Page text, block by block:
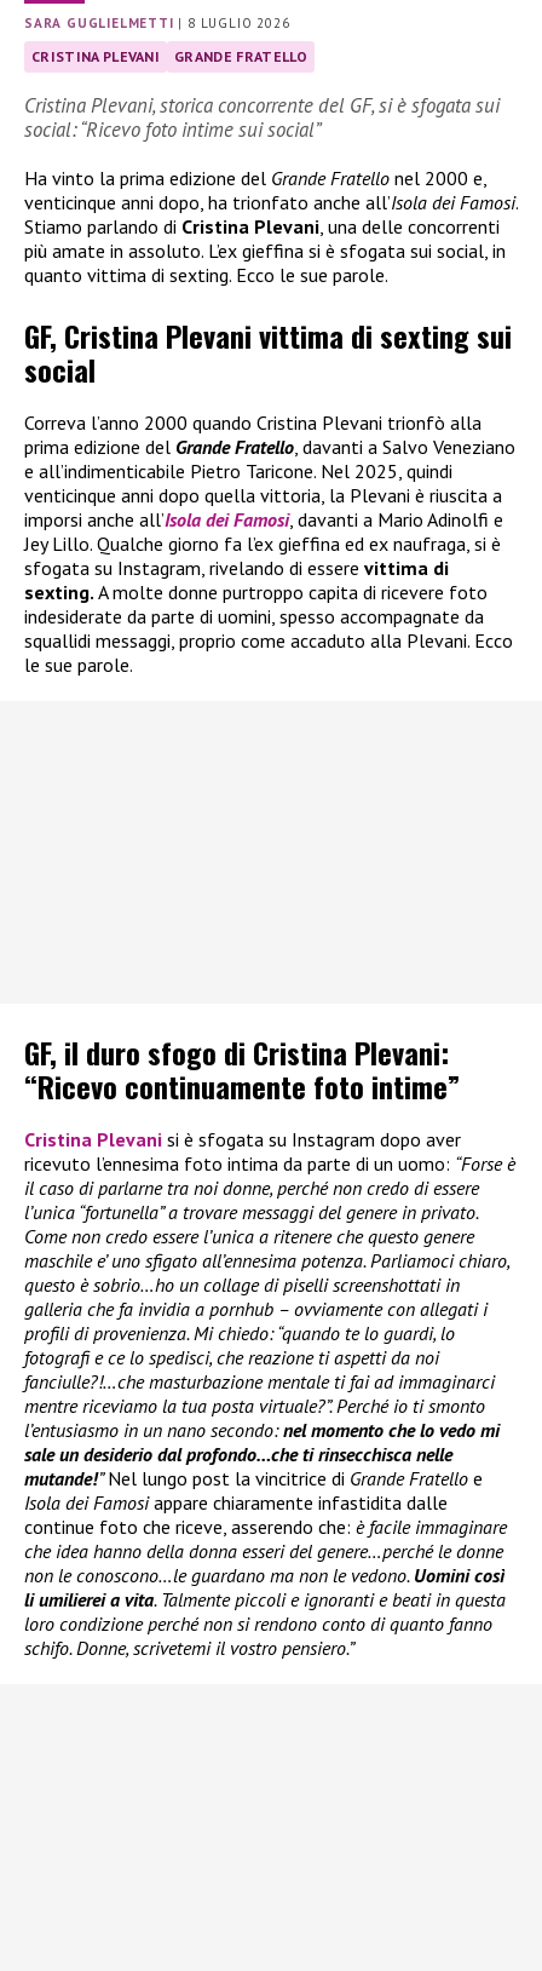
SARA GUGLIELMETTI | 8 LUGLIO 2026
CRISTINA PLEVANI GRANDE FRATELLO
Cristina Plevani, storica concorrente del GF, si è sfogata sui
social: “Ricevo foto intime sui social”
Ha vinto la prima edizione del Grande Fratello nel 2000 e,
venticinque anni dopo, ha trionfato anche all’Isola dei Famosi.
Stiamo parlando di Cristina Plevani , una delle concorrenti
più amate in assoluto. L’ex gieffina si è sfogata sui social, in
quanto vittima di sexting. Ecco le sue parole.
GF, Cristina Plevani vittima di sexting sui
social
Correva l’anno 2000 quando Cristina Plevani trionfò alla
prima edizione del Grande Fratello , davanti a Salvo Veneziano
e all’indimenticabile Pietro Taricone. Nel 2025, quindi
venticinque anni dopo quella vittoria, la Plevani è riuscita a
imporsi anche all’Isola dei Famosi, davanti a Mario Adinolfi e
Jey Lillo. Qualche giorno fa l’ex gieffina ed ex naufraga, si è
sfogata su Instagram, rivelando di essere vittima di
sexting. A molte donne purtroppo capita di ricevere foto
indesiderate da parte di uomini, spesso accompagnate da
squallidi messaggi, proprio come accaduto alla Plevani. Ecco
le sue parole.
GF, il duro sfogo di Cristina Plevani:
“Ricevo continuamente foto intime”
Cristina Plevani si è sfogata su Instagram dopo aver
ricevuto l’ennesima foto intima da parte di un uomo: “Forse è
il caso di parlarne tra noi donne, perché non credo di essere
l’unica “fortunella” a trovare messaggi del genere in privato.
Come non credo essere l’unica a ritenere che questo genere
maschile e’ uno sfigato all’ennesima potenza. Parliamoci chiaro,
questo è sobrio…ho un collage di piselli screenshottati in
galleria che fa invidia a pornhub – ovviamente con allegati i
profili di provenienza. Mi chiedo: “quando te lo guardi, lo
fotografi e ce lo spedisci, che reazione ti aspetti da noi
fanciulle?!…che masturbazione mentale ti fai ad immaginarci
mentre riceviamo la tua posta virtuale?”. Perché io ti smonto
l’entusiasmo in un nano secondo:nel momento che lo vedo mi
sale un desiderio dal profondo…che ti rinsecchisca nelle
mutande!”Nel lungo post la vincitrice di Grande Fratello e
Isola dei Famosiappare chiaramente infastidita dalle
continue foto che riceve, asserendo che: è facile immaginare
che idea hanno della donna esseri del genere…perché le donne
non le conoscono…le guardano ma non le vedono. Uomini così
li umilierei a vita. Talmente piccoli e ignoranti e beati in questa
loro condizione perché non si rendono conto di quanto fanno
schifo. Donne, scrivetemi il vostro pensiero.”